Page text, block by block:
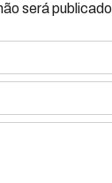
será